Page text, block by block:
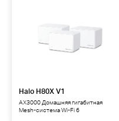
Halo H80X V1
AX3000 Домашняя гигабитная
Mesh-система Wi-Fi 6